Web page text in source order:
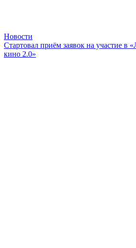
Новости
Стартовал приём заявок на участие в
кино 2.0»